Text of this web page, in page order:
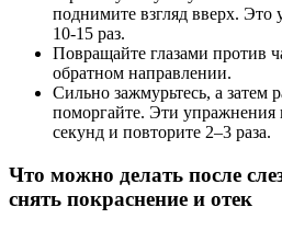
поднимите взгляд вверх. Это
10-15 раз.
Повращайте глазами против
обратном направлении.
Сильно зажмурьтесь, а затем
поморгайте. Эти упражнения
секунд и повторите 2–3 раза.
Что можно делать после
снять покраснение и отек